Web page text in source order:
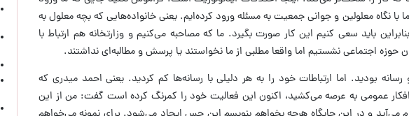
نگاه معلولین و جوانی جمعیت به مسئله ورود کرده‌ایم. یعنی خانواده‌هایی که بچه معلول به
باید سعی کنیم این کار صورت بگیرد. ما که مصاحبه می‌کنیم و وزارتخانه هم ارتباط با
حوزه اجتماعی نشستیم اما واقعا مطلبی از ما نخواستند یا پرسش و مطالبه‌ای نداشتند.
بودید. اما ارتباطات خود را به هر دلیلی با رسانه‌ها کم کردید. یعنی احمد میدری که
عمومی به عرصه می‌کشید، اکنون این فعالیت خود را کمرنگ‌ کرده است گفت: من از این